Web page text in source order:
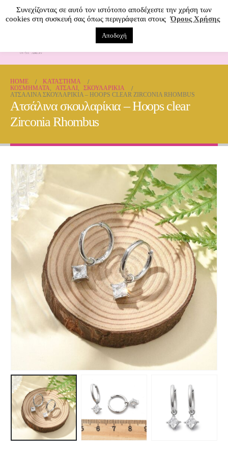
HOME
ΚΑΤΆΣΤΗΜΑ
ΚΟΣΜΗΜΑΤΑ, ΑΤΣΆΛΙ,
ΣΚΟΥΛΑΡΊΚΙΑ
ΑΤΣΆΛΙΝΑ ΣΚΟΥΛΑΡΊΚΙΑ – HOOPS CLEAR ZIRCONIA RHOMBUS
Ατσάλινα σκουλαρίκια – Hoops clear
Zirconia Rhombus
Συνεχίζοντας σε αυτό τον ιστότοπο αποδέχεστε την χρήση των
cookies στη συσκευή σας όπως περιγράφεται στους Όρους Χρήσης
Αποδοχή